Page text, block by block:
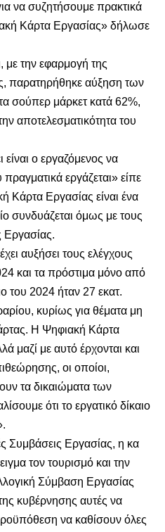
να συζητήσουμε πρακτικά
Κάρτα Εργασίας» δήλωσε
με την εφαρμογή της
παρατηρήθηκε αύξηση των
σούπερ μάρκετ κατά 62%,
αποτελεσματικότητα του
ο εργαζόμενος να
εργάζεται» είπε
Κάρτα Εργασίας είναι ένα
συνδυάζεται όμως με τους
Εργασίας.
αυξήσει τους ελέγχους
και τα πρόστιμα μόνο από
του 2024 ήταν 27 εκατ.
κυρίως για θέματα μη
Η Ψηφιακή Κάρτα
μαζί με αυτό έρχονται και
οι οποίοι,
τα δικαιώματα των
ότι το εργατικό δίκαιο
Συμβάσεις Εργασίας, η κα
τον τουρισμό και την
Σύμβαση Εργασίας
κυβέρνησης αυτές να
να καθίσουν όλες